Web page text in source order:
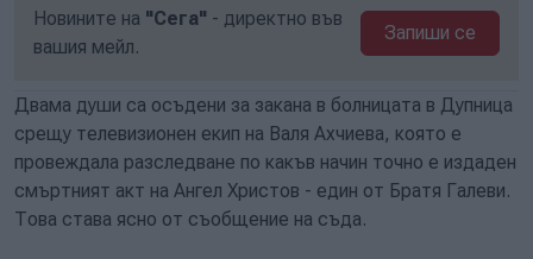
Новините на "Сега" - директно във
вашия мейл.
Запиши се
Двама души са осъдени за закана в болницата в Дупница
срещу телевизионен екип на Валя Ахчиева, която е
провеждала разследване по какъв начин точно е издаден
смъртният акт на Ангел Христов - един от Братя Галеви.
Това става ясно от съобщение на съда.